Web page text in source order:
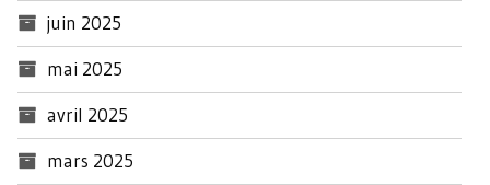
juin 2025
mai 2025
avril 2025
mars 2025